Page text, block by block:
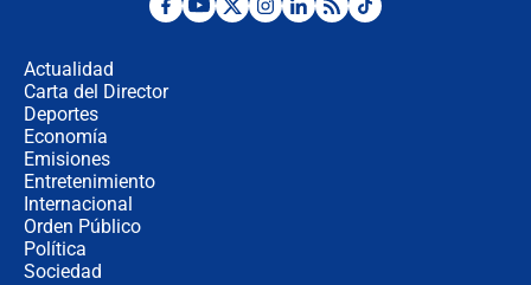
Posesión de Abelardo De La Espriella
Actualidad
Carta del Director
Deportes
Economía
Emisiones
Entretenimiento
Internacional
Orden Público
Política
Sociedad